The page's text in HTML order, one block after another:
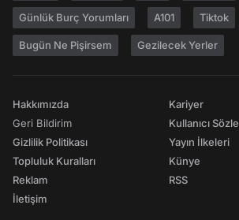
Günlük Burç Yorumları A101 Tiktok
Bugün Ne Pişirsem Gezilecek Yerler
Hakkımızda
Geri Bildirim
Gizlilik Politikası
Topluluk Kuralları
Reklam
İletişim
Kariyer
Kullanıcı
Yayın İlkeleri
Künye
RSS